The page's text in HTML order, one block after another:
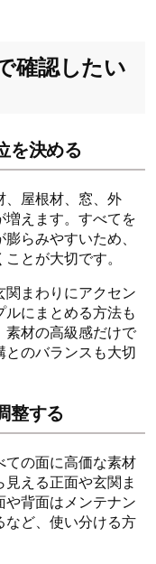
確認したい
を決める
、屋根材、窓、外
増えます。すべてを
らみやすいため、
とが大切です。
関まわりにアクセン
ルにまとめる方法も
素材の高級感だけで
とのバランスも大切
整する
ての面に高価な素材
える正面や玄関ま
や背面はメンテナン
など、使い分ける方